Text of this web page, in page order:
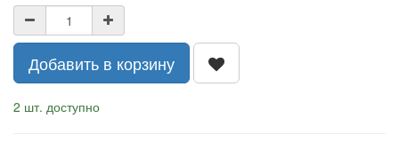
Добавить в корзину
2 шт. доступно